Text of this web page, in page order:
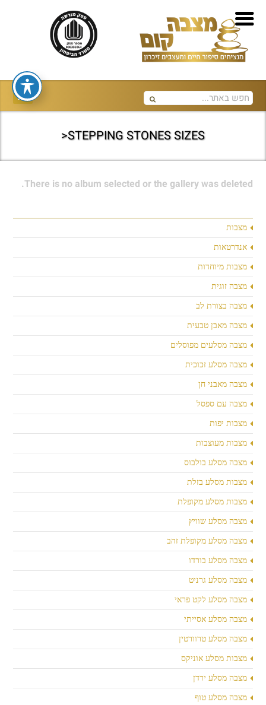
STEPPING STONES SIZES<
מצבות
אנדרטאות
מצבות מיוחדות
מצבה זוגית
מצבה בצורת לב
מצבה מאבן טבעית
מצבה מסלעים מפוסלים
מצבה מסלע זכוכית
מצבה מאבני חן
מצבה עם ספסל
מצבות יפות
מצבות מעוצבות
מצבה מסלע בולבוס
מצבות מסלע בזלת
מצבות מסלע מקופלת
מצבה מסלע שוויץ
מצבה מסלע מקופלת זהב
מצבה מסלע בורדו
מצבה מסלע גרניט
מצבה מסלע לקט פראי
מצבה מסלע אסייתי
מצבה מסלע טרוורטין
מצבות מסלע אוניקס
מצבה מסלע ירדן
מצבה מסלע טוף
There is no album selected or the gallery was deleted.